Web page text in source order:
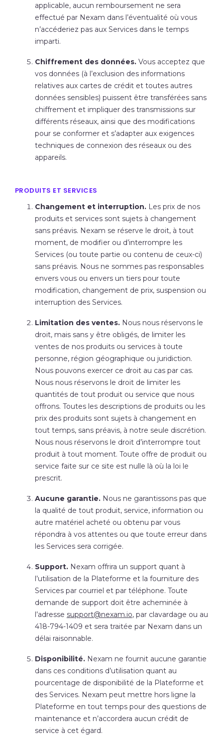
applicable, aucun remboursement ne sera
effectué par Nexam dans l’éventualité où vous
n’accéderiez pas aux Services dans le temps
imparti.
Chiffrement des données.Vous acceptez que
vos données (à l’exclusion des informations
relatives aux cartes de crédit et toutes autres
données sensibles) puissent être transférées sans
chiffrement et impliquer des transmissions sur
différents réseaux, ainsi que des modifications
pour se conformer et s’adapter aux exigences
techniques de connexion des réseaux ou des
appareils.
PRODUITS ET SERVICES
Changement et interruption. Les prix de nos
produits et services sont sujets à changement
sans préavis. Nexam se réserve le droit, à tout
moment, de modifier ou d’interrompre les
Services (ou toute partie ou contenu de ceux-ci)
sans préavis. Nous ne sommes pas responsables
envers vous ou envers un tiers pour toute
modification, changement de prix, suspension ou
interruption des Services.
Limitation des ventes. Nous nous réservons le
droit, mais sans y être obligés, de limiter les
ventes de nos produits ou services à toute
personne, région géographique ou juridiction.
Nous pouvons exercer ce droit au cas par cas.
Nous nous réservons le droit de limiter les
quantités de tout produit ou service que nous
offrons. Toutes les descriptions de produits ou les
prix des produits sont sujets à changement en
tout temps, sans préavis, à notre seule discrétion.
Nous nous réservons le droit d’interrompre tout
produit à tout moment. Toute offre de produit ou
service faite sur ce site est nulle là où la loi le
prescrit.
Aucune garantie. Nous ne garantissons pas que
la qualité de tout produit, service, information ou
autre matériel acheté ou obtenu par vous
répondra à vos attentes ou que toute erreur dans
les Services sera corrigée.
Support. Nexam offrira un support quant à
l’utilisation de la Plateforme et la fourniture des
Services par courriel et par téléphone. Toute
demande de support doit être acheminée à
l’adresse support@nexam.io, par clavardage ou au
418-794-1409 et sera traitée par Nexam dans un
délai raisonnable.
Disponibilité. Nexam ne fournit aucune garantie
dans ces conditions d’utilisation quant au
pourcentage de disponibilité de la Plateforme et
des Services. Nexam peut mettre hors ligne la
Plateforme en tout temps pour des questions de
maintenance et n’accordera aucun crédit de
service à cet égard.